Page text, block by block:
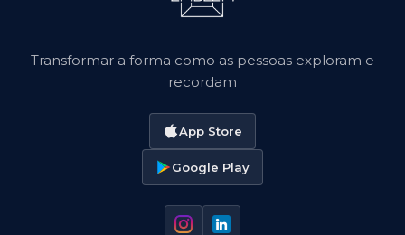
Transformar a forma como as pessoas exploram e
recordam
App Store
Google Play